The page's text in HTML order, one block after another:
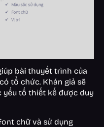
bài thuyết trình của
tổ chức. Khán giả sẽ
yếu tố thiết kế được duy
chữ và sử dụng